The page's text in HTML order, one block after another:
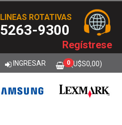
INGRESAR 0 (U$S0,00)
LINEAS ROTATIVAS
5263-9300
Regístrese